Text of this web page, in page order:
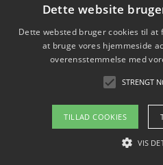
Sådan planlægger du dine
reduktion
Copyright 2026
Om / kontakt
Dette website
Dette websted bruger cookies til
at bruge vores hjemmeside
overensstemmelse med
STRENGT
TILLAD COOKIES
VIS